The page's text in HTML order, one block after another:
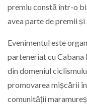
premiu constă într-o
avea parte de premii
Evenimentul este
parteneriat cu Cabana
din domeniul
promovarea mișcării
comunității